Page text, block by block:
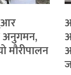
अनुगमन,
मौरीपालन